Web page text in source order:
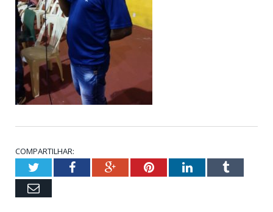
COMPARTILHAR:
TwitterFacebookGoogle+PinterestLinkedInTumblr
Email